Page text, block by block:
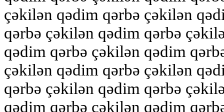
çəkilən qədim qərbə çəkilən
qərbə çəkilən qədim qərbə
qədim qərbə çəkilən qədim
çəkilən qədim qərbə çəkilən
qərbə çəkilən qədim qərbə
qədim qərbə çəkilən qədim